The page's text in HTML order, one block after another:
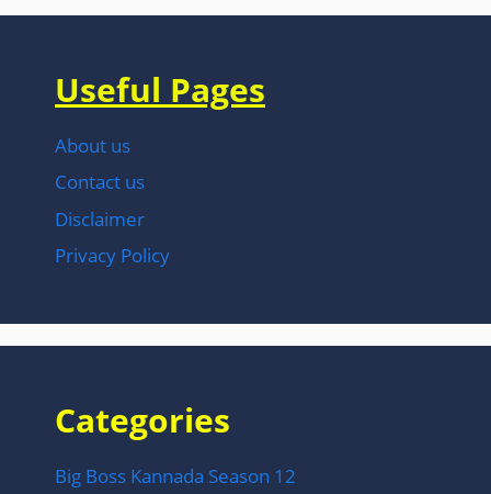
Useful Pages
About us
Contact us
Disclaimer
Privacy Policy
Categories
Big Boss Kannada Season 12